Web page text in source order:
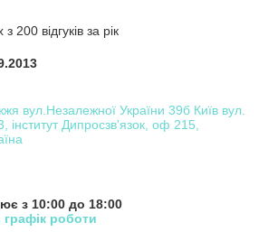
200 відгуків за рік
вул.Незалежної України 39б Київ вул.
інститут Дипросзв'язок, оф 215,
з 10:00 до 18:00
роботи